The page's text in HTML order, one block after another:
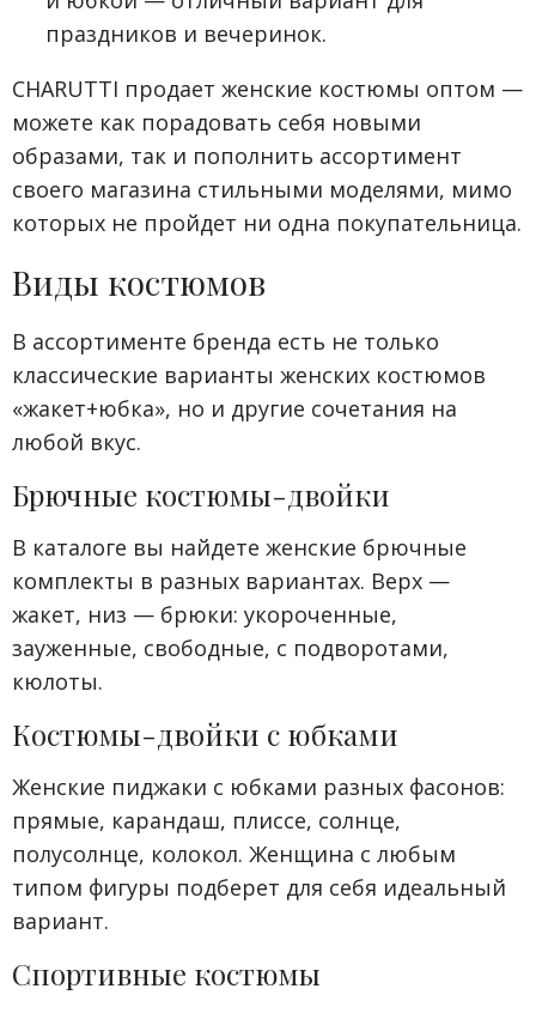
праздников и вечеринок.
CHARUTTI продает женские костюмы оптом —
можете как порадовать себя новыми
образами, так и пополнить ассортимент
своего магазина стильными моделями, мимо
которых не пройдет ни одна покупательница.
Виды костюмов
В ассортименте бренда есть не только
классические варианты женских костюмов
«жакет+юбка», но и другие сочетания на
любой вкус.
Брючные костюмы-двойки
В каталоге вы найдете женские брючные
комплекты в разных вариантах. Верх —
жакет, низ — брюки: укороченные,
зауженные, свободные, с подворотами,
кюлоты.
Костюмы-двойки с юбками
Женские пиджаки с юбками разных фасонов:
прямые, карандаш, плиссе, солнце,
полусолнце, колокол. Женщина с любым
типом фигуры подберет для себя идеальный
вариант.
Спортивные костюмы